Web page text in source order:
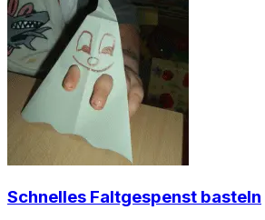
Schnelles Faltgespenst basteln